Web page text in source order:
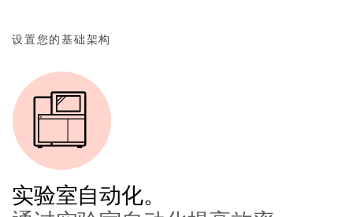
设置您的基础架构
实验室自动化。